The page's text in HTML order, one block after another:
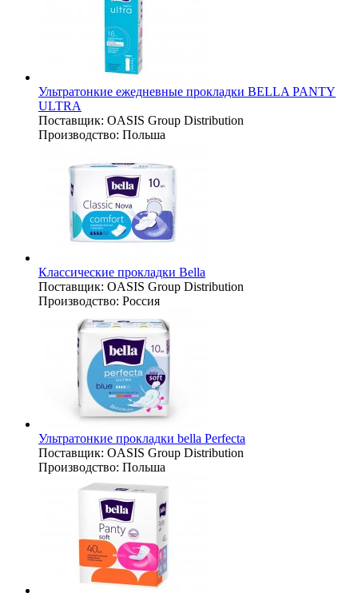
Ультратонкие ежедневные прокладки BELLA PANTY
ULTRA
Поставщик: OASIS Group Distribution
Производство: Польша
Классические прокладки Bella
Поставщик: OASIS Group Distribution
Производство: Россия
Ультратонкие прокладки bella Perfecta
Поставщик: OASIS Group Distribution
Производство: Польша